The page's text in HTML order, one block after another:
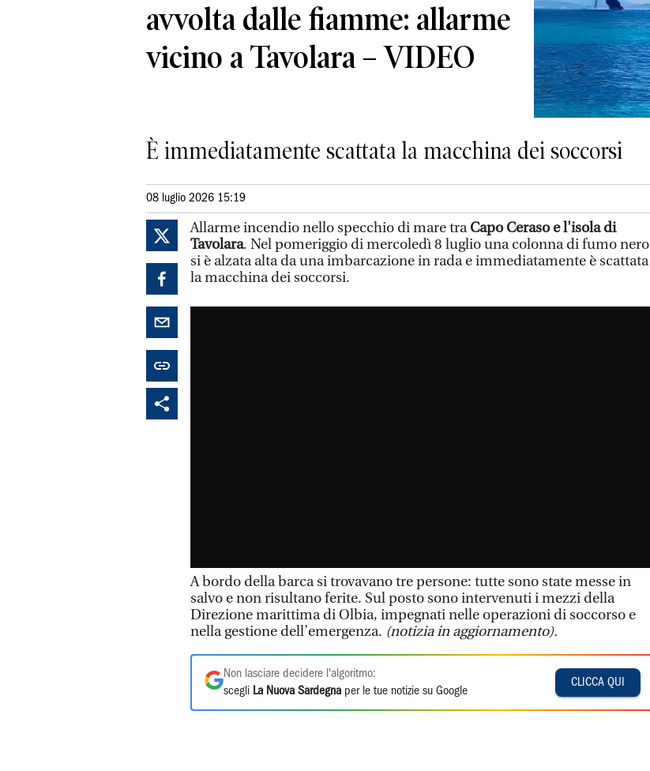
avvolta dalle fiamme: allarme
vicino a Tavolara – VIDEO
È immediatamente scattata la macchina dei soccorsi
08 luglio 2026 15:19
Allarme incendio nello specchio di mare traCapo Ceraso e l'isola di
Tavolara. Nel pomeriggio di mercoledì 8 luglio una colonna di fumo nero
si è alzata alta da una imbarcazione in rada e immediatamente è scattata
la macchina dei soccorsi.
A bordo della barca si trovavano tre persone: tutte sono state messe in
salvo e non risultano ferite. Sul posto sono intervenuti i mezzi della
Direzione marittima di Olbia, impegnati nelle operazioni di soccorso e
nella gestione dell’emergenza. (notizia in aggiornamento).
Non lasciare decidere l'algoritmo:
scegli La Nuova Sardegna per le tue notizie su Google
CLICCA QUI